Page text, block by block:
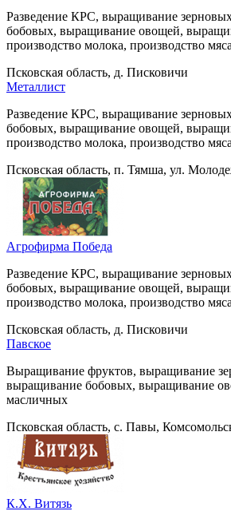
Разведение КРС, выращивание
бобовых, выращивание овощей,
производство молока, производство мяса
Псковская область, д. Писковичи
Металлист
Разведение КРС, выращивание
бобовых, выращивание овощей,
производство молока, производство мяса
Псковская область, п. Тямша, ул.
Агрофирма Победа
Разведение КРС, выращивание
бобовых, выращивание овощей,
производство молока, производство мяса
Псковская область, д. Писковичи
Павское
Выращивание фруктов, выращивание
выращивание бобовых, выращивание
масличных
Псковская область, с. Павы,
К.Х. Витязь